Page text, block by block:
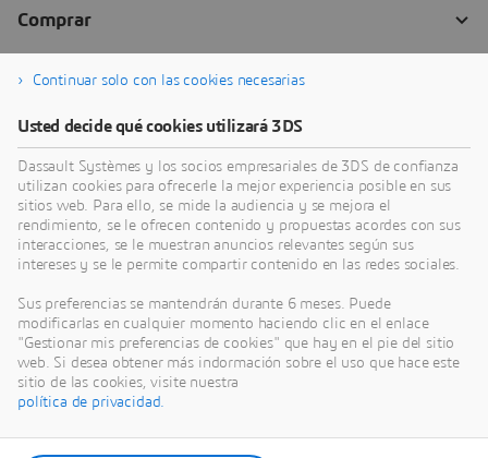
Continuar solo con las cookies necesarias
Usted decide qué cookies utilizará 3DS
Dassault Systèmes y los socios empresariales de 3DS de confianza
utilizan cookies para ofrecerle la mejor experiencia posible en sus
sitios web. Para ello, se mide la audiencia y se mejora el
rendimiento, se le ofrecen contenido y propuestas acordes con sus
interacciones, se le muestran anuncios relevantes según sus
intereses y se le permite compartir contenido en las redes sociales.
Sus preferencias se mantendrán durante 6 meses. Puede
modificarlas en cualquier momento haciendo clic en el enlace
"Gestionar mis preferencias de cookies" que hay en el pie del sitio
web. Si desea obtener más indormación sobre el uso que hace este
sitio de las cookies, visite nuestra
política de privacidad.